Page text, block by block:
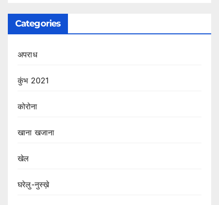
Categories
अपराध
कुंभ 2021
कोरोना
खाना खजाना
खेल
घरेलु-नुस्ख़े